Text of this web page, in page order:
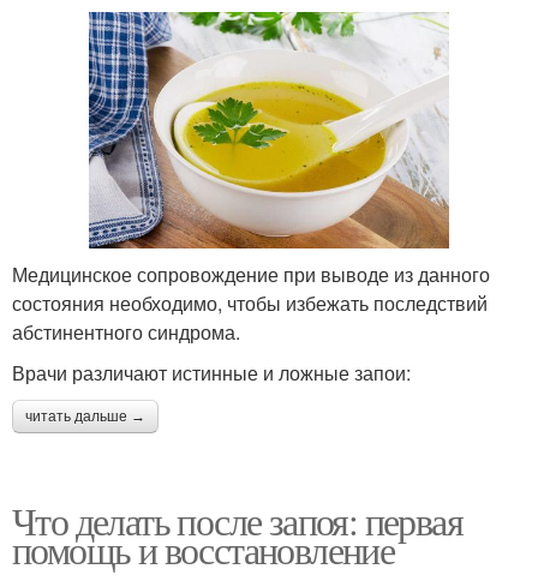
Медицинское сопровождение при выводе из данного
состояния необходимо, чтобы избежать последствий
абстинентного синдрома.
Врачи различают истинные и ложные запои:
читать дальше →
Что делать после запоя: первая
помощь и восстановление